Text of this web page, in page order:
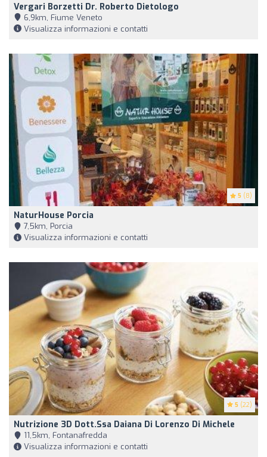
Vergari Borzetti Dr. Roberto Dietologo
6,9km, Fiume Veneto
Visualizza informazioni e contatti
5 (8)
NaturHouse Porcia
7,5km, Porcia
Visualizza informazioni e contatti
5 (22)
Nutrizione 3D Dott.ssa Daiana Di Lorenzo Di Michele
11,5km, Fontanafredda
Visualizza informazioni e contatti